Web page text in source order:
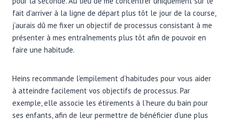
fait d’arriver à la ligne de départ plus tôt le jour de la course,
j’aurais dû me fixer un objectif de processus consistant à me
présenter à mes entraînements plus tôt afin de pouvoir en
faire une habitude.
Heins recommande l’empilement d’habitudes pour vous aider
à atteindre facilement vos objectifs de processus. Par
exemple, elle associe les étirements à l’heure du bain pour
ses enfants, afin de leur permettre de bénéficier d’une plus